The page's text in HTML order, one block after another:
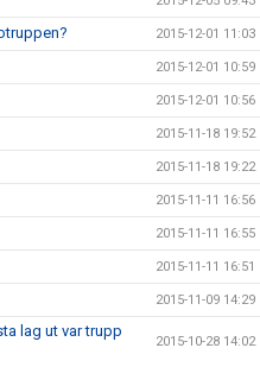
2015-12-01 11:03
2015-12-01 10:59
2015-12-01 10:56
2015-11-18 19:52
2015-11-18 19:22
2015-11-11 16:56
2015-11-11 16:55
2015-11-11 16:51
2015-11-09 14:29
lag ut var trupp
2015-10-28 14:02